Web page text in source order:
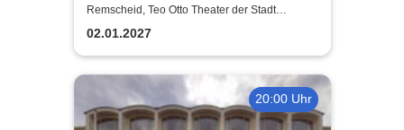
Theater der Stadt Remscheid
Remscheid, Teo Otto Theater der Stadt
Remscheid
02.01.2027
20:00 Uhr